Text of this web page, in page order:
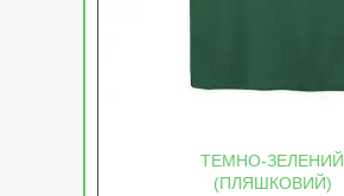
ТЕМНО-ЗЕЛЕНИЙ
(ПЛЯШКОВИЙ)